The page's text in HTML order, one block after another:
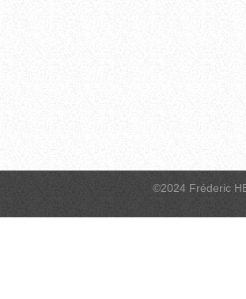
©2024 Fréderic